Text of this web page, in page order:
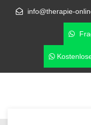
info@therapie-